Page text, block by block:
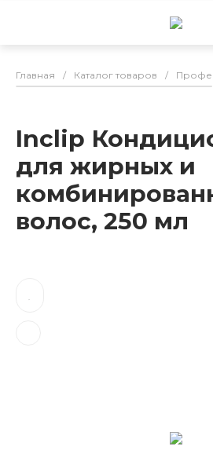
Главная / Каталог товаров /
Inclip
для жирных и
волос, 250 мл